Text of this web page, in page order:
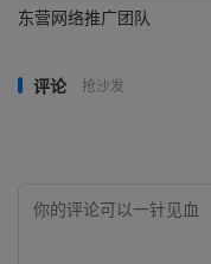
东营网络推广团队
评论 抢沙发